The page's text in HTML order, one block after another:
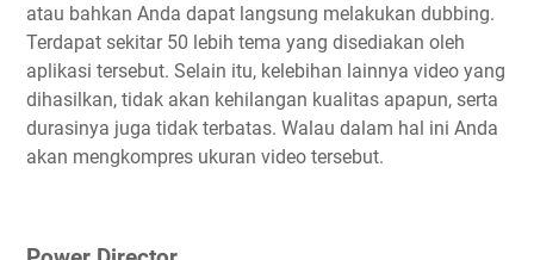
atau bahkan Anda dapat langsung melakukan dubbing.
Terdapat sekitar 50 lebih tema yang disediakan oleh
aplikasi tersebut. Selain itu, kelebihan lainnya video yang
dihasilkan, tidak akan kehilangan kualitas apapun, serta
durasinya juga tidak terbatas. Walau dalam hal ini Anda
akan mengkompres ukuran video tersebut.